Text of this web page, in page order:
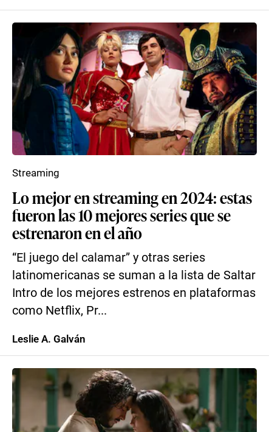
Lo mejor en streaming en 2024: estas
fueron las 10 mejores series que se
estrenaron en el año
“El juego del calamar” y otras series
latinomericanas se suman a la lista de Saltar
Intro de los mejores estrenos en plataformas
como Netflix, Pr...
Streaming
Leslie A. Galván